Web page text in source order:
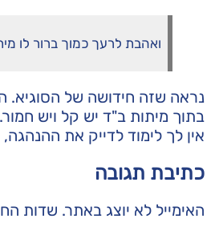
ואהבת לרעך כמוך ברור לו
נראה שזה חידושה של הסוגיא.
בתוך מיתות ב"ד יש קל ויש חמור.
אין לך לימוד לדייק את
כתיבת תגובה
האימייל לא יוצג באתר. שדות